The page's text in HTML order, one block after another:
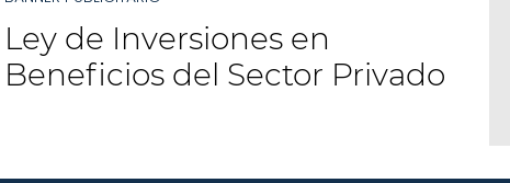
Ley de Inversiones en
Beneficios del Sector Privado